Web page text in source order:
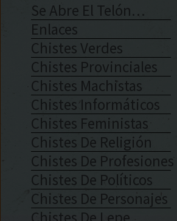
Se Abre El Telón…
Enlaces
Chistes Verdes
Chistes Provinciales
Chistes Machistas
Chistes Informáticos
Chistes Feministas
Chistes De Religión
Chistes De Profesiones
Chistes De Políticos
Chistes De Personajes